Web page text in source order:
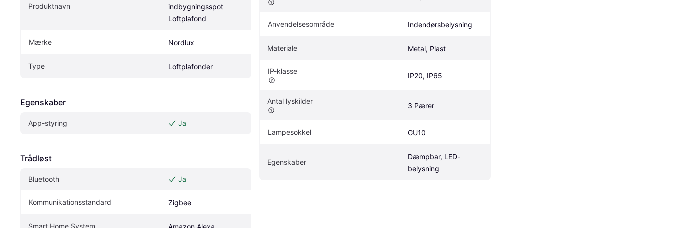
Produktnavn
indbygningsspot
Loftplafond
Mærke Nordlux
Type Loftplafonder
Egenskaber
App-styring Ja
Trådløst
Bluetooth Ja
Kommunikationsstandard Zigbee
Smart Home System Amazon Alexa
Anvendelsesområde Indendørsbelysning
Materiale Metal, Plast
IP-klasse
IP20, IP65
Antal lyskilder
3 Pærer
Lampesokkel GU10
Egenskaber
Dæmpbar, LED-
belysning